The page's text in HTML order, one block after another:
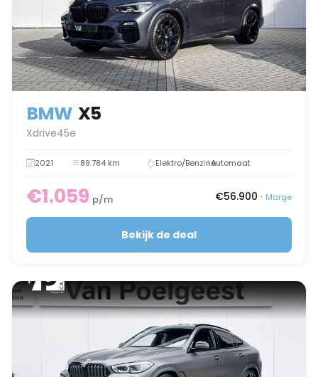
BMW X5
Xdrive45e
2021 89.784 km Elektro/BenzineAutomaat
€1.059 p/m €56.900 • Marge
Bekijk de deal